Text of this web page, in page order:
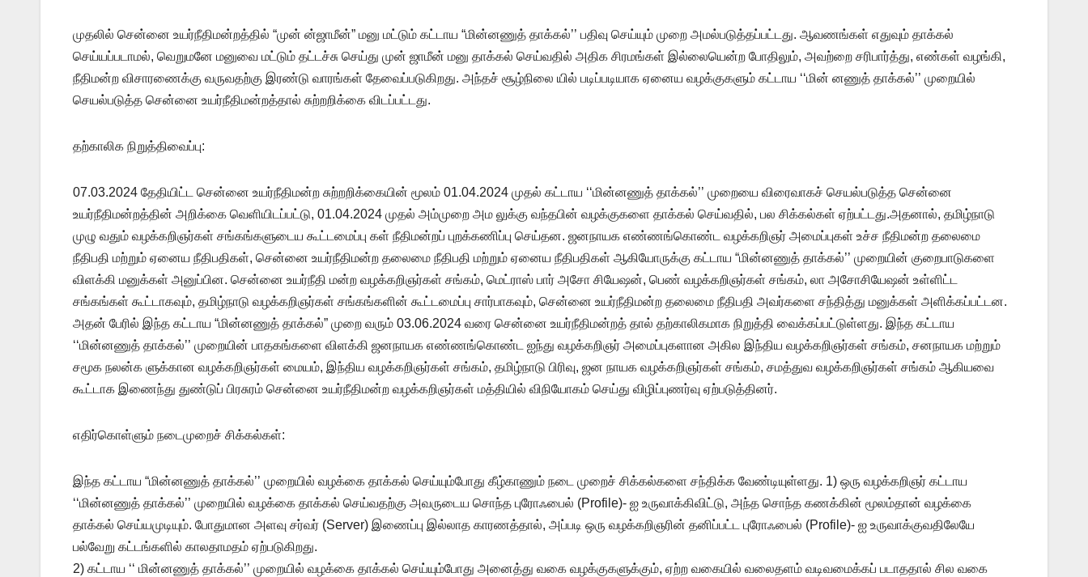
முதலில் சென்னை உயர்நீதிமன்றத்தில் “முன் ன்ஜாமீன்” மனு மட்டும் கட்டாய “மின்னணுத் தாக்கல்’’ பதிவு செய்யும் முறை அமல்படுத்தப்பட்டது. ஆவணங்கள் எதுவும் தாக்கல்
செய்யப்படாமல், வெறுமனே மனுவை மட்டும் தட்டச்சு செய்து முன் ஜாமீன் மனு தாக்கல் செய்வதில் அதிக சிரமங்கள் இல்லையென்ற போதிலும், அவற்றை சரிபார்த்து, எண்கள் வழங்கி,
நீதிமன்ற விசாரணைக்கு வருவதற்கு இரண்டு வாரங்கள் தேவைப்படுகிறது. அந்தச் சூழ்நிலை யில் படிப்படியாக ஏனைய வழக்குகளும் கட்டாய ‘‘மின் னணுத் தாக்கல்’’ முறையில்
செயல்படுத்த சென்னை உயர்நீதிமன்றத்தால் சுற்றறிக்கை விடப்பட்டது.
தற்காலிக நிறுத்திவைப்பு:
07.03.2024 தேதியிட்ட சென்னை உயர்நீதிமன்ற சுற்றறிக்கையின் மூலம் 01.04.2024 முதல் கட்டாய ‘‘மின்னணுத் தாக்கல்’’ முறையை விரைவாகச் செயல்படுத்த சென்னை
உயர்நீதிமன்றத்தின் அறிக்கை வெளியிடப்பட்டு, 01.04.2024 முதல் அம்முறை அம லுக்கு வந்தபின் வழக்குகளை தாக்கல் செய்வதில், பல சிக்கல்கள் ஏற்பட்டது.அதனால், தமிழ்நாடு
முழு வதும் வழக்கறிஞர்கள் சங்கங்களுடைய கூட்டமைப்பு கள் நீதிமன்றப் புறக்கணிப்பு செய்தன. ஜனநாயக எண்ணங்கொண்ட வழக்கறிஞர் அமைப்புகள் உச்ச நீதிமன்ற தலைமை
நீதிபதி மற்றும் ஏனைய நீதிபதிகள், சென்னை உயர்நீதிமன்ற தலைமை நீதிபதி மற்றும் ஏனைய நீதிபதிகள் ஆகியோருக்கு கட்டாய “மின்னணுத் தாக்கல்’’ முறையின் குறைபாடுகளை
விளக்கி மனுக்கள் அனுப்பின. சென்னை உயர்நீதி மன்ற வழக்கறிஞர்கள் சங்கம், மெட்ராஸ் பார் அசோ சியேஷன், பெண் வழக்கறிஞர்கள் சங்கம், லா அசோசியேஷன் உள்ளிட்ட
சங்கங்கள் கூட்டாகவும், தமிழ்நாடு வழக்கறிஞர்கள் சங்கங்களின் கூட்டமைப்பு சார்பாகவும், சென்னை உயர்நீதிமன்ற தலைமை நீதிபதி அவர்களை சந்தித்து மனுக்கள் அளிக்கப்பட்டன.
அதன் பேரில் இந்த கட்டாய “மின்னணுத் தாக்கல்” முறை வரும் 03.06.2024 வரை சென்னை உயர்நீதிமன்றத் தால் தற்காலிகமாக நிறுத்தி வைக்கப்பட்டுள்ளது. இந்த கட்டாய
‘‘மின்னணுத் தாக்கல்’’ முறையின் பாதகங்களை விளக்கி ஜனநாயக எண்ணங்கொண்ட ஐந்து வழக்கறிஞர் அமைப்புகளான அகில இந்திய வழக்கறிஞர்கள் சங்கம், சனநாயக மற்றும்
சமூக நலன்க ளுக்கான வழக்கறிஞர்கள் மையம், இந்திய வழக்கறிஞர்கள் சங்கம், தமிழ்நாடு பிரிவு, ஜன நாயக வழக்கறிஞர்கள் சங்கம், சமத்துவ வழக்கறிஞர்கள் சங்கம் ஆகியவை
கூட்டாக இணைந்து துண்டுப் பிரசுரம் சென்னை உயர்நீதிமன்ற வழக்கறிஞர்கள் மத்தியில் விநியோகம் செய்து விழிப்புணர்வு ஏற்படுத்தினர்.
எதிர்கொள்ளும் நடைமுறைச் சிக்கல்கள்:
இந்த கட்டாய “மின்னணுத் தாக்கல்’’ முறையில் வழக்கை தாக்கல் செய்யும்போது கீழ்காணும் நடை முறைச் சிக்கல்களை சந்திக்க வேண்டியுள்ளது. 1) ஒரு வழக்கறிஞர் கட்டாய
‘‘மின்னணுத் தாக்கல்’’ முறையில் வழக்கை தாக்கல் செய்வதற்கு அவருடைய சொந்த புரோஃபைல் (Profile)- ஐ உருவாக்கிவிட்டு, அந்த சொந்த கணக்கின் மூலம்தான் வழக்கை
தாக்கல் செய்யமுடியும். போதுமான அளவு சர்வர் (Server) இணைப்பு இல்லாத காரணத்தால், அப்படி ஒரு வழக்கறிஞரின் தனிப்பட்ட புரோஃபைல் (Profile)- ஐ உருவாக்குவதிலேயே
பல்வேறு கட்டங்களில் காலதாமதம் ஏற்படுகிறது.
2) கட்டாய ‘‘ மின்னணுத் தாக்கல்’’ முறையில் வழக்கை தாக்கல் செய்யும்போது அனைத்து வகை வழக்குகளுக்கும், ஏற்ற வகையில் வலைதளம் வடிவமைக்கப் படாததால் சில வகை